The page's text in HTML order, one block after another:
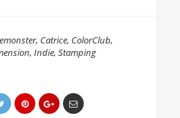
, Catrice, ColorClub,
, Indie, Stamping